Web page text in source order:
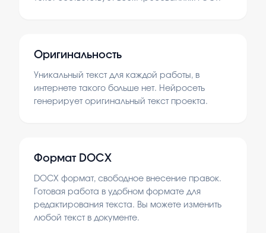
Оригинальность
Уникальный текст для каждой работы, в
интернете такого больше нет. Нейросеть
генерирует оригинальный текст проекта.
Формат DOCX
DOCX формат, свободное внесение правок.
Готовая работа в удобном формате для
редактирования текста. Вы можете изменить
любой текст в документе.